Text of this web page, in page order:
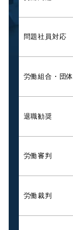
問題社員対応
労働組合・ 団
退職勧奨
労働審判
労働裁判